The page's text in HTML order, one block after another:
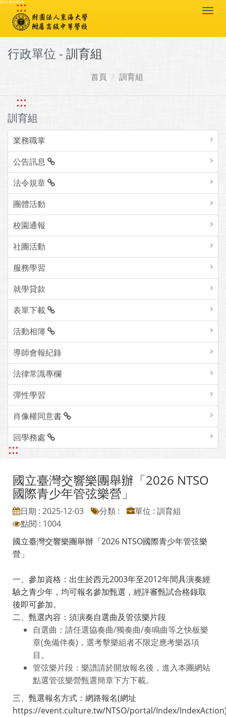
跳到主要內容區塊
:::
行政單位 - 訓育組
首頁 訓育組
:::
訓育組
業務職掌
公告訊息
法令規章
團體活動
校園通報
社團活動
服務學習
就學貸款
表單下載
活動相簿
導師會報紀錄
法律常識專欄
彈性學習
肖像權同意書
回學務處
:::
國立臺灣交響樂團舉辦「2026 NTSO
國際青少年管弦樂營」
日期 : 2025-12-03 分類 :
單位 : 訓育組
點閱 : 1004
國立臺灣交響樂團舉辦「2026 NTSO國際青少年管弦樂
營」
一、參加資格：出生於西元2003年至2012年間具演奏經
驗之青少年，均可報名參加甄選，經評審甄試合格錄取
後即可參加。
二、甄選內容：須演奏自選曲及管弦樂片段
自選曲：請任選協奏曲/獨奏曲/奏鳴曲等之快板樂
章(免備伴奏)，選考擊樂組者不限定應考樂器項
目。
管弦樂片段：樂譜請於開放報名後，進入本團網站
點選管弦樂營甄選簡章下方下載。
三、甄選報名方式：網路報名(網址
https://event.culture.tw/NTSO/portal/Index/